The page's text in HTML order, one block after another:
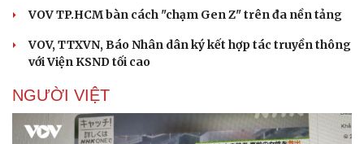
Sân khấu - Điện ảnh
Âm nhạc
Di sản
Nghệ sĩ
Sao Việt
VOV TP.HCM bàn cách "chạm Gen Z" trên đa nền tảng
VOV, TTXVN, Báo Nhân dân ký kết hợp tác truyền thông
với Viện KSND tối cao
NGƯỜI VIỆT